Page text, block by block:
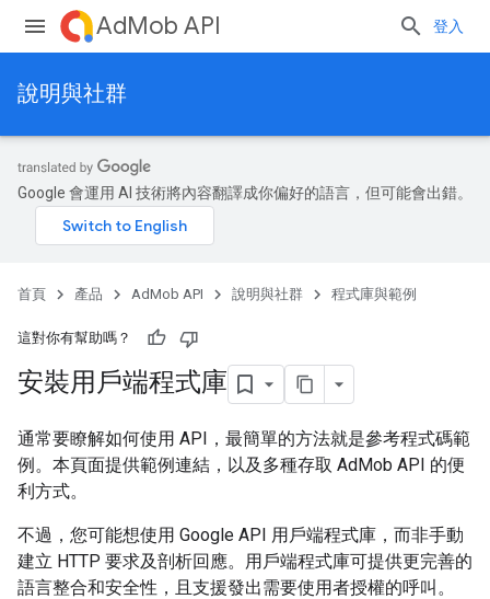
AdMob API 登入
說明與社群
Google 會運用 AI 技術將內容翻譯成你偏好的語言，但可能會出錯。
首頁 產品 AdMob API 說明與社群 程式庫與範例
這對你有幫助嗎？
安裝用戶端程式庫
通常要瞭解如何使用 API，最簡單的方法就是參考程式碼範
例。本頁面提供範例連結，以及多種存取 AdMob API 的便
利方式。
不過，您可能想使用 Google API 用戶端程式庫，而非手動
建立 HTTP 要求及剖析回應。用戶端程式庫可提供更完善的
語言整合和安全性，且支援發出需要使用者授權的呼叫。